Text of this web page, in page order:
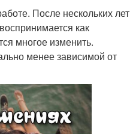
После нескольких лет
как
многое изменить.
менее зависимой от